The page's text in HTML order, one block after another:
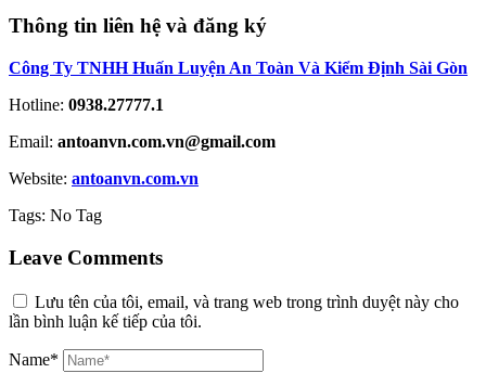
Thông tin liên hệ và đăng ký
Công Ty TNHH Huấn Luyện An Toàn Và Kiểm Định Sài Gòn
Hotline: 0938.27777.1
Email: antoanvn.com.vn@gmail.com
Website: antoanvn.com.vn
Tags: No Tag
Leave Comments
Lưu tên của tôi, email, và trang web trong trình duyệt này cho
lần bình luận kế tiếp của tôi.
Name*